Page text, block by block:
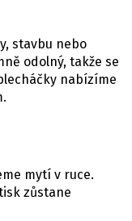
stavbu nebo
odolný, takže se
nabízíme
mytí v ruce.
zůstane